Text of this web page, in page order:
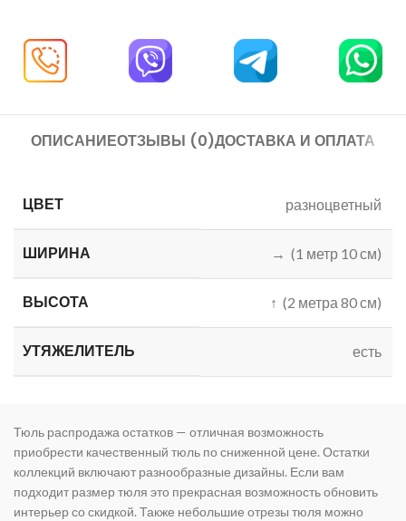
ОПИСАНИЕОТЗЫВЫ (0)ДОСТАВКА И ОПЛАТА
ЦВЕТ разноцветный
ШИРИНА → (1 метр 10 см)
ВЫСОТА ↑ (2 метра 80 см)
УТЯЖЕЛИТЕЛЬ есть
Тюль распродажа остатков — отличная возможность
приобрести качественный тюль по сниженной цене. Остатки
коллекций включают разнообразные дизайны. Если вам
подходит размер тюля это прекрасная возможность обновить
интерьер со скидкой. Также небольшие отрезы тюля можно